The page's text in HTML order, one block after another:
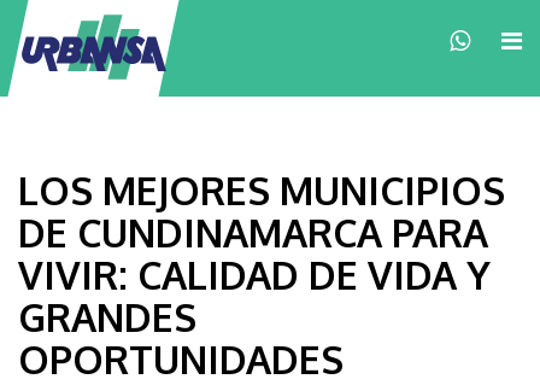
LOS MEJORES MUNICIPIOS
DE CUNDINAMARCA PARA
VIVIR: CALIDAD DE VIDA Y
GRANDES
OPORTUNIDADES